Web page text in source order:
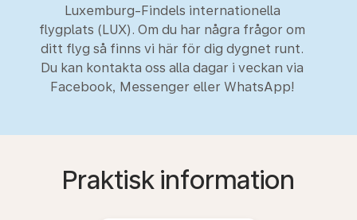
Luxemburg-Findels internationella
flygplats (LUX). Om du har några frågor om
ditt flyg så finns vi här för dig dygnet runt.
Du kan kontakta oss alla dagar i veckan via
Facebook, Messenger eller WhatsApp!
Praktisk information